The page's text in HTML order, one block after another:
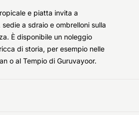
e piatta invita a
a sdraio e ombrelloni sulla
È disponibile un noleggio
di storia, per esempio nelle
o al Tempio di Guruvayoor.